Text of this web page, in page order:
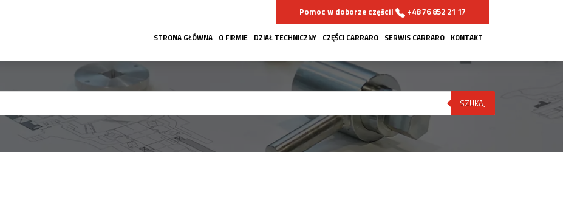
Pomoc w doborze części! +48 76 852 21 17
STRONA GŁÓWNA O FIRMIE DZIAŁ TECHNICZNY CZĘŚCI CARRARO SERWIS CARRARO KONTAKT
SZUKAJ